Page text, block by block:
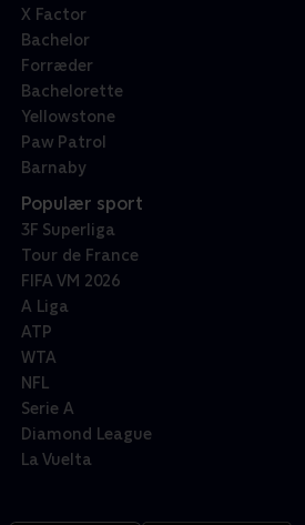
X Factor
Bachelor
Forræder
Bachelorette
Yellowstone
Paw Patrol
Barnaby
Populær sport
3F Superliga
Tour de France
FIFA VM 2026
A Liga
ATP
WTA
NFL
Serie A
Diamond League
La Vuelta